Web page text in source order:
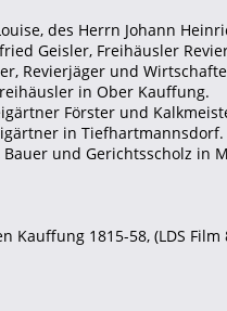
des Herrn Johann
Geisler, Freihäusler
Revierjäger und
in Ober Kauffung.
Förster und
in Tiefhartmannsdorf.
und Gerichtsscholz in
Kauffung 1815-58, (LDS Film